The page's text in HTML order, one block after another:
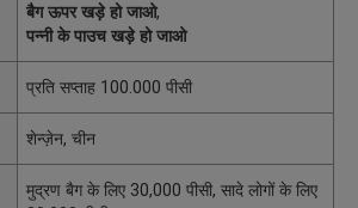
बैग ऊपर खड़े हो जाओ,
पन्नी के पाउच खड़े हो जाओ
प्रति सप्ताह 100.000 पीसी
शेन्ज़ेन, चीन
मुद्रण बैग के लिए 30,000 पीसी, सादे लोगों के लिए